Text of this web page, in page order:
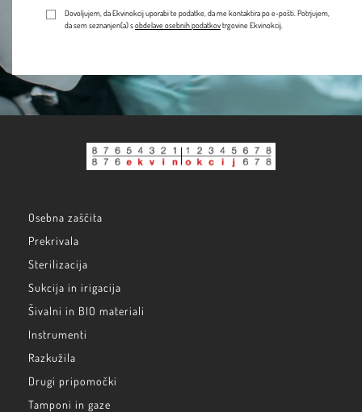
Dovoljujem, da Ekvinokcij uporabi te podatke, da me kontaktira po e-pošti. Potrjujem,
da sem seznanjen(a) sobdelave osebnih podatkovtrgovine Ekvinokcij.
Osebna zaščita
Prekrivala
Sterilizacija
Sukcija in irigacija
Šivalni in BIO materiali
Instrumenti
Razkužila
Drugi pripomočki
Tamponi in gaze